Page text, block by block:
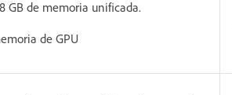
8 GB de memoria unificada.
de GPU